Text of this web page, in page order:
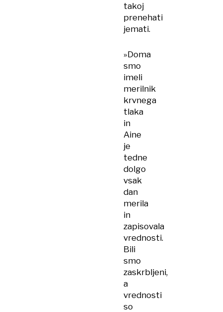
takoj
prenehati
jemati.
»Doma
smo
imeli
merilnik
krvnega
tlaka
in
Aine
je
tedne
dolgo
vsak
dan
merila
in
zapisovala
vrednosti.
Bili
smo
zaskrbljeni,
a
vrednosti
so